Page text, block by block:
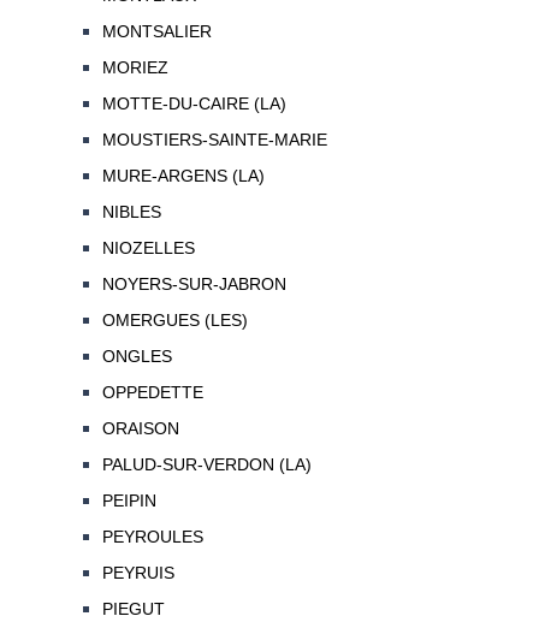
MONTSALIER
MORIEZ
MOTTE-DU-CAIRE (LA)
MOUSTIERS-SAINTE-MARIE
MURE-ARGENS (LA)
NIBLES
NIOZELLES
NOYERS-SUR-JABRON
OMERGUES (LES)
ONGLES
OPPEDETTE
ORAISON
PALUD-SUR-VERDON (LA)
PEIPIN
PEYROULES
PEYRUIS
PIEGUT